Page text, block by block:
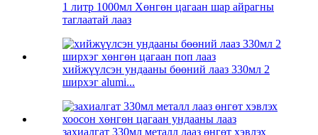
1 литр 1000мл Хөнгөн цагаан шар айрагны
таглаатай лааз
хийжүүлсэн ундааны бөөний лааз 330мл 2
ширхэг alumi...
захиалгат 330мл металл лааз өнгөт хэвлэх